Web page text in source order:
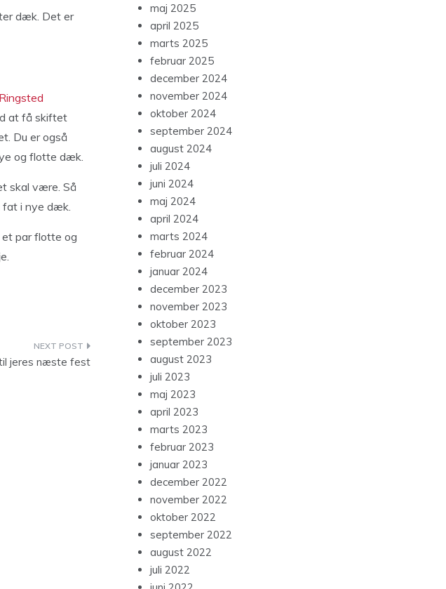
dæk. Det er
at få skiftet
Du er også
og flotte dæk.
skal være. Så
fat i nye dæk.
par flotte og
jeres næste fest
maj 2025
april 2025
marts 2025
februar 2025
december 2024
november 2024
oktober 2024
september 2024
august 2024
juli 2024
juni 2024
maj 2024
april 2024
marts 2024
februar 2024
januar 2024
december 2023
november 2023
oktober 2023
september 2023
august 2023
juli 2023
maj 2023
april 2023
marts 2023
februar 2023
januar 2023
december 2022
november 2022
oktober 2022
september 2022
august 2022
juli 2022